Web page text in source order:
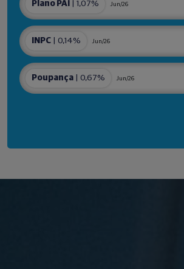
Plano PAI | 1,07% Jun/26
INPC | 0,14% Jun/26
Poupança | 0,67% Jun/26